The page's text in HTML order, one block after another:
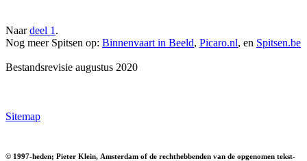
Naardeel 1 .
Nog meer Spitsen op: Binnenvaart in Beeld, Picaro.nl, en Spitsen.be
Bestandsrevisie augustus 2020
Sitemap
© 1997-heden; Pieter Klein, Amsterdam of de rechthebbenden van de opgenomen tekst-